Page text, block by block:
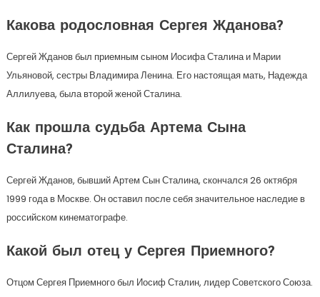
Какова родословная Сергея Жданова?
Сергей Жданов был приемным сыном Иосифа Сталина и Марии
Ульяновой, сестры Владимира Ленина. Его настоящая мать, Надежда
Аллилуева, была второй женой Сталина.
Как прошла судьба Артема Сына
Сталина?
Сергей Жданов, бывший Артем Сын Сталина, скончался 26 октября
1999 года в Москве. Он оставил после себя значительное наследие в
российском кинематографе.
Какой был отец у Сергея Приемного?
Отцом Сергея Приемного был Иосиф Сталин, лидер Советского Союза.